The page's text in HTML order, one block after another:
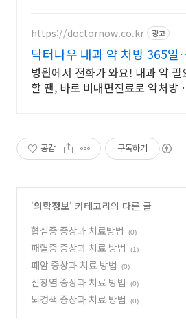
https://doctornow.co.kr 광고
닥터나우 내과 약 처방 365일
24시간 진료가능
병원에서 전화가 와요! 내과 약 필
할 땐, 바로 비대면진료로 약처방
공감 구독하기
'의학정보' 카테고리의 다른 글
협심증 증상과 치료방법
(0)
패혈증 증상과 치료 방법 (1)
폐암 증상과 치료 방법 (0)
신장염 증상과 치료 방법 (0)
뇌경색 증상과 치료 방법 (0)